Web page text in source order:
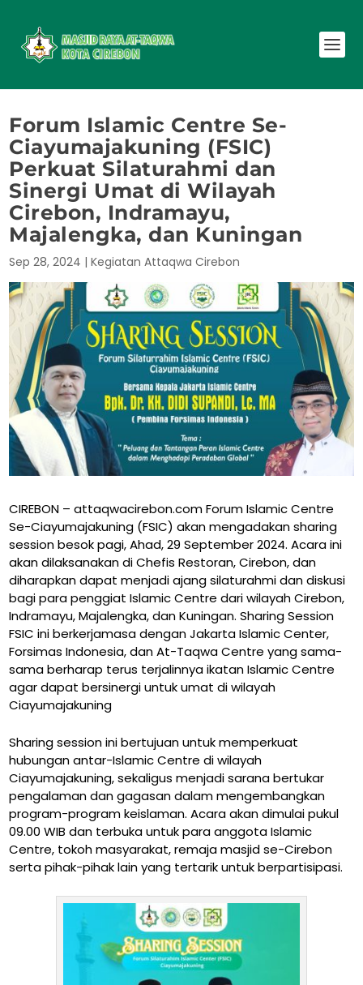
Forum Islamic Centre Se-
Ciayumajakuning (FSIC)
Perkuat Silaturahmi dan
Sinergi Umat di Wilayah
Cirebon, Indramayu,
Majalengka, dan Kuningan
Sep 28, 2024 |Kegiatan Attaqwa Cirebon
CIREBON – attaqwacirebon.com Forum Islamic Centre
Se-Ciayumajakuning (FSIC) akan mengadakan sharing
session besok pagi, Ahad, 29 September 2024. Acara ini
akan dilaksanakan di Chefis Restoran, Cirebon, dan
diharapkan dapat menjadi ajang silaturahmi dan diskusi
bagi para penggiat Islamic Centre dari wilayah Cirebon,
Indramayu, Majalengka, dan Kuningan. Sharing Session
FSIC ini berkerjamasa dengan Jakarta Islamic Center,
Forsimas Indonesia, dan At-Taqwa Centre yang sama-
sama berharap terus terjalinnya ikatan Islamic Centre
agar dapat bersinergi untuk umat di wilayah
Ciayumajakuning
Sharing session ini bertujuan untuk memperkuat
hubungan antar-Islamic Centre di wilayah
Ciayumajakuning, sekaligus menjadi sarana bertukar
pengalaman dan gagasan dalam mengembangkan
program-program keislaman. Acara akan dimulai pukul
09.00 WIB dan terbuka untuk para anggota Islamic
Centre, tokoh masyarakat, remaja masjid se-Cirebon
serta pihak-pihak lain yang tertarik untuk berpartisipasi.